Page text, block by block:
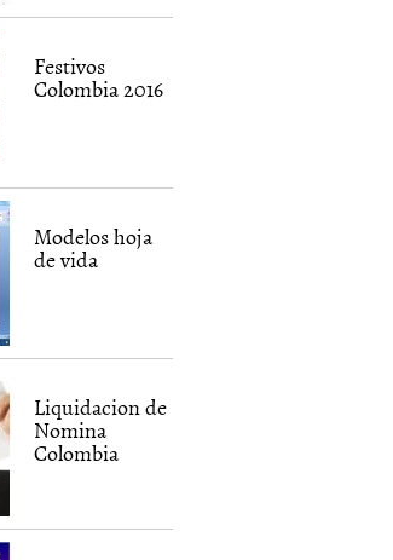
Festivos
Colombia 2016
Modelos hoja
de vida
Liquidacion de
Nomina
Colombia